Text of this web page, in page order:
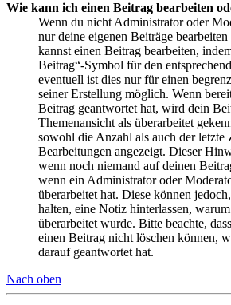
Wie kann ich einen Beitrag bearbeiten
Wenn du nicht Administrator oder
nur deine eigenen Beiträge
kannst einen Beitrag bearbeiten,
Beitrag“-Symbol für den
eventuell ist dies nur für einen
seiner Erstellung möglich. Wenn
Beitrag geantwortet hat, wird dein
Themenansicht als überarbeitet
sowohl die Anzahl als auch der letzte
Bearbeitungen angezeigt. Dieser
wenn noch niemand auf deinen
wenn ein Administrator oder
überarbeitet hat. Diese können
halten, eine Notiz hinterlassen,
überarbeitet wurde. Bitte beachte,
einen Beitrag nicht löschen können,
darauf geantwortet hat.
Nach oben